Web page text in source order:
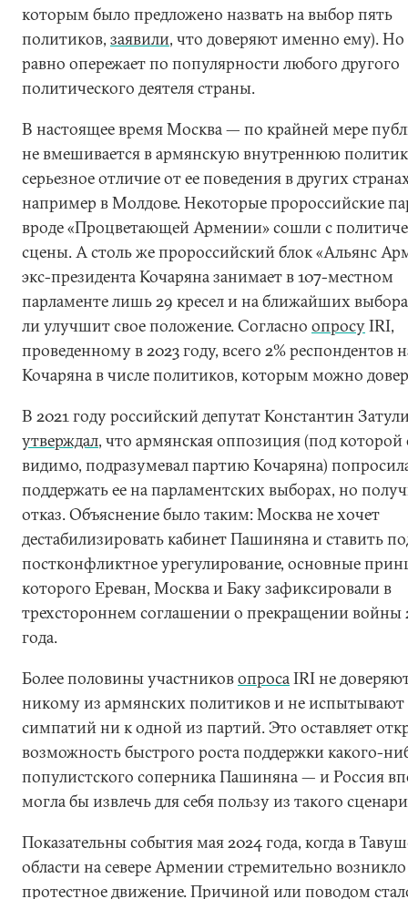
которым было предложено назвать на выбор пять
политиков, заявили, что доверяют именно ему). Но
равно опережает по популярности любого другого
политического деятеля страны.
В настоящее время Москва — по крайней мере
не вмешивается в армянскую внутреннюю
серьезное отличие от ее поведения в других
например в Молдове. Некоторые пророссийские
вроде «Процветающей Армении» сошли с
сцены. А столь же пророссийский блок «Альянс
экс-президента Кочаряна занимает в 107-местном
парламенте лишь 29 кресел и на ближайших
ли улучшит свое положение. Согласно опросуIRI,
проведенному в 2023 году, всего 2% респондентов
Кочаряна в числе политиков, которым можно
В 2021 году российский депутат Константин
утверждал, что армянская оппозиция (под которой
видимо, подразумевал партию Кочаряна)
поддержать ее на парламентских выборах, но
отказ. Объяснение было таким: Москва не хочет
дестабилизировать кабинет Пашиняна и ставить
постконфликтное урегулирование, основные
которого Ереван, Москва и Баку зафиксировали в
трехстороннем соглашении о прекращении войны
года.
Более половины участниковопросаIRI не
никому из армянских политиков и не испытывают
симпатий ни к одной из партий. Это оставляет
возможность быстрого роста поддержки какого-
популистского соперника Пашиняна — и Россия
могла бы извлечь для себя пользу из такого
Показательны события мая 2024 года, когда в
области на севере Армении стремительно возникло
протестное движение. Причиной или поводом